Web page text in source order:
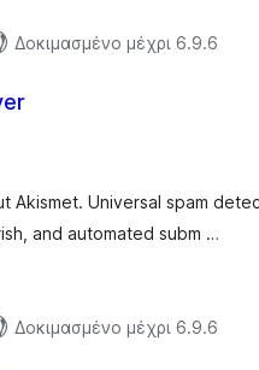
Δοκιμασμένο μέχρι 6.9.6
Akismet. Universal spam
and automated subm …
Δοκιμασμένο μέχρι 6.9.6